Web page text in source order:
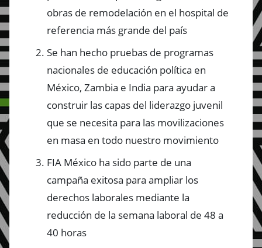
obras de remodelación en el hospital de
referencia más grande del país
Se han hecho pruebas de programas
nacionales de educación política en
México, Zambia e India para ayudar a
construir las capas del liderazgo juvenil
que se necesita para las movilizaciones
en masa en todo nuestro movimiento
FIA México ha sido parte de una
campaña exitosa para ampliar los
derechos laborales mediante la
reducción de la semana laboral de 48 a
40 horas